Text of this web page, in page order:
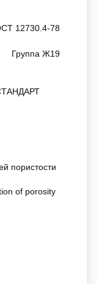
12730.4-78
Группа Ж19
пористости
of porosity